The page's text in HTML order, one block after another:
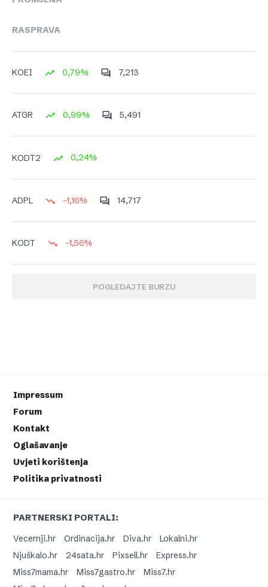
RASPRAVA
KOEI 0,79% 7,213
ATGR 0,99% 5,491
KODT2 0,24%
ADPL -1,16% 14,717
KODT -1,56%
POGLEDAJTE BURZU
Impressum
Forum
Kontakt
Oglašavanje
Uvjeti korištenja
Politika privatnosti
PARTNERSKI PORTALI:
Vecernji.hr
Ordinacija.hr Diva.hr
Lokalni.hr
Njuškalo.hr
24sata.hr Pixsell.hr
Express.hr
Miss7mama.hr
Miss7gastro.hr
Miss7.hr